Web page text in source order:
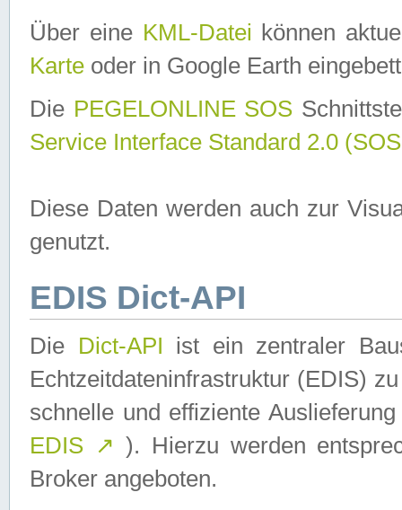
Über eine KML-Datei können
Karte oder in Google Earth
Die PEGELONLINE SOS
Service Interface Standard 2.0
Diese Daten werden auch zur
genutzt.
EDIS Dict-API
Die Dict-API ist ein zentraler
Echtzeitdateninfrastruktur (EDIS)
schnelle und effiziente
EDIS ↗ ). Hierzu werden
Broker angeboten.